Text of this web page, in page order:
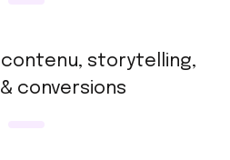
storytelling,
conversions